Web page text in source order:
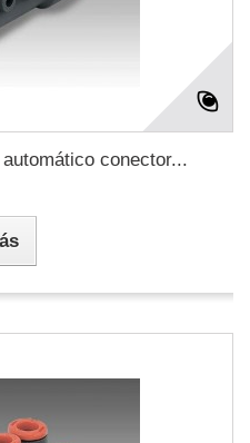
conector...